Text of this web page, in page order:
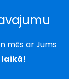
mēs ar Jums
laikā!